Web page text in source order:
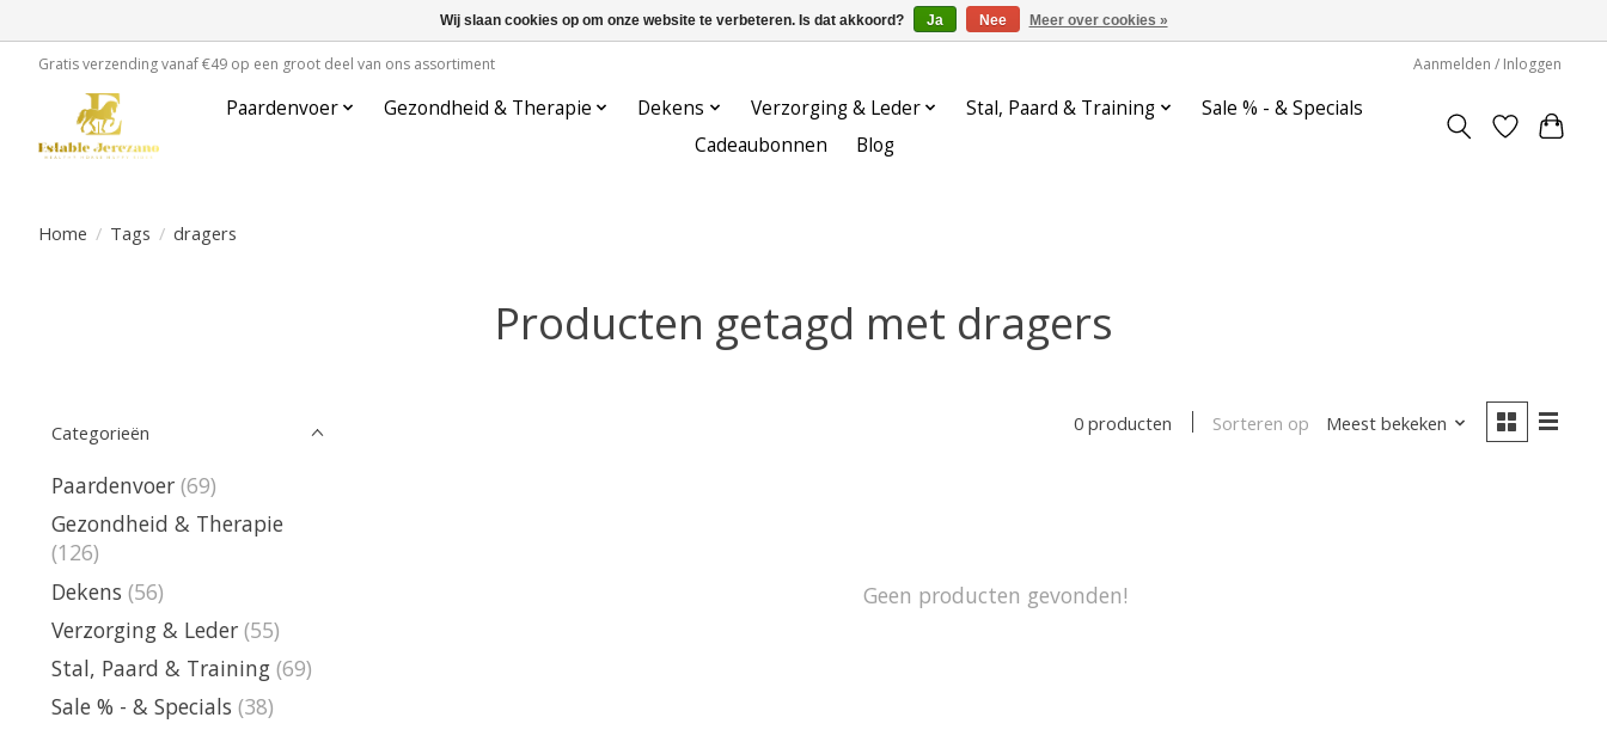
Gratis verzending vanaf €49 op een groot deel van ons assortiment Aanmelden / Inloggen
Paardenvoer Gezondheid & Therapie Dekens Verzorging & Leder Stal, Paard & Training
Sale % - & Specials
Cadeaubonnen
Blog
Home / Tags / dragers
Producten getagd met dragers
Categorieën
Paardenvoer (69)
Gezondheid & Therapie
(126)
Dekens (56)
Verzorging & Leder (55)
Stal, Paard & Training (69)
Sale % - & Specials (38)
0 producten Sorteren op Meest bekeken
Geen producten gevonden!
Wij slaan cookies op om onze website te verbeteren. Is dat akkoord? Ja Nee Meer over cookies »